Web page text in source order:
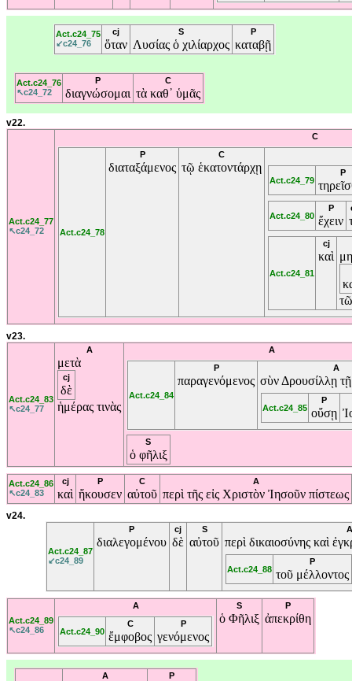
Act.c24_75
↙c24_76
cj
ὅταν
S
Λυσίας ὁ χιλίαρχος
P
καταβῇ
Act.c24_76
↖c24_72
P
διαγνώσομαι
C
τὰ καθ᾽ ὑμᾶς
v22.
Act.c24_77
↖c24_72
C
Act.c24_78
P
διαταξάμενος
C
τῷ ἑκατοντάρχῃ
Act.c24_79
P
Act.c24_80
P
ἔχειν
Act.c24_81
cj
καὶ
v23.
Act.c24_83
↖c24_77
A
μετὰ
cj
δὲ
ἡμέρας τινὰς
A
Act.c24_84
P
παραγενόμενος
A
σὺν Δρουσίλλῃ
Act.c24_85
P
οὔσῃ
S
ὁ φῆλιξ
Act.c24_86
↖c24_83
cj
καὶ
P
ἤκουσεν
C
αὐτοῦ
A
περὶ τῆς εἰς Χριστὸν Ἰησοῦν πίστεως
v24.
Act.c24_87
↙c24_89
P
διαλεγομένου
cj
δὲ
S
αὐτοῦ
A
περὶ δικαιοσύνης καὶ
Act.c24_88
P
τοῦ μέλλοντος
Act.c24_89
↖c24_86
A
Act.c24_90
C
ἔμφοβος
P
γενόμενος
S
ὁ Φῆλιξ
P
ἀπεκρίθη
A P